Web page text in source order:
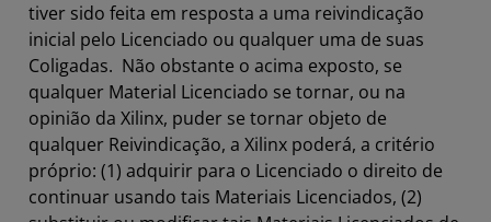
tiver sido feita em resposta a uma reivindicação
inicial pelo Licenciado ou qualquer uma de suas
Coligadas. Não obstante o acima exposto, se
qualquer Material Licenciado se tornar, ou na
opinião da Xilinx, puder se tornar objeto de
qualquer Reivindicação, a Xilinx poderá, a critério
próprio: (1) adquirir para o Licenciado o direito de
continuar usando tais Materiais Licenciados, (2)